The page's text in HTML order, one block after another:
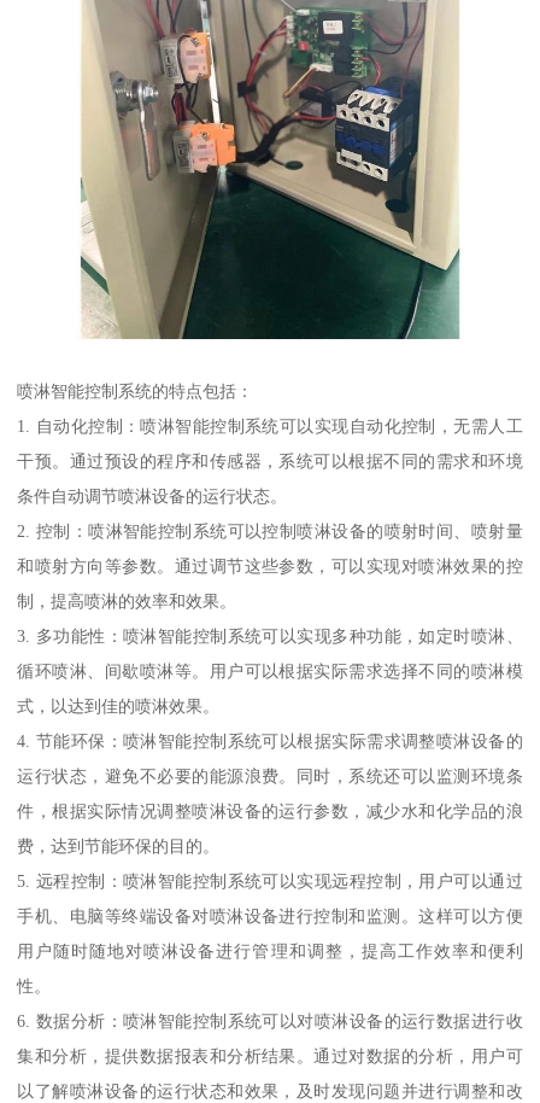
喷淋智能控制系统的特点包括：
1. 自动化控制：喷淋智能控制系统可以实现自动化控制，无需人工
干预。通过预设的程序和传感器，系统可以根据不同的需求和环境
条件自动调节喷淋设备的运行状态。
2. 控制：喷淋智能控制系统可以控制喷淋设备的喷射时间、喷射量
和喷射方向等参数。通过调节这些参数，可以实现对喷淋效果的控
制，提高喷淋的效率和效果。
3. 多功能性：喷淋智能控制系统可以实现多种功能，如定时喷淋、
循环喷淋、间歇喷淋等。用户可以根据实际需求选择不同的喷淋模
式，以达到佳的喷淋效果。
4. 节能环保：喷淋智能控制系统可以根据实际需求调整喷淋设备的
运行状态，避免不必要的能源浪费。同时，系统还可以监测环境条
件，根据实际情况调整喷淋设备的运行参数，减少水和化学品的浪
费，达到节能环保的目的。
5. 远程控制：喷淋智能控制系统可以实现远程控制，用户可以通过
手机、电脑等终端设备对喷淋设备进行控制和监测。这样可以方便
用户随时随地对喷淋设备进行管理和调整，提高工作效率和便利
性。
6. 数据分析：喷淋智能控制系统可以对喷淋设备的运行数据进行收
集和分析，提供数据报表和分析结果。通过对数据的分析，用户可
以了解喷淋设备的运行状态和效果，及时发现问题并进行调整和改